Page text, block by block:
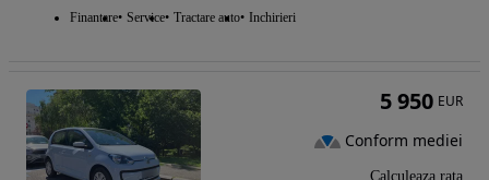
Finantare Service Tractare auto Inchirieri
5 950 EUR
Conform mediei
Calculeaza rata